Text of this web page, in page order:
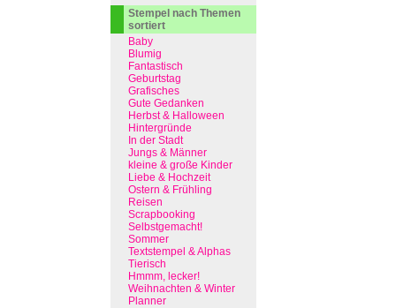
Stempel nach Themen
sortiert
Baby
Blumig
Fantastisch
Geburtstag
Grafisches
Gute Gedanken
Herbst & Halloween
Hintergründe
In der Stadt
Jungs & Männer
kleine & große Kinder
Liebe & Hochzeit
Ostern & Frühling
Reisen
Scrapbooking
Selbstgemacht!
Sommer
Textstempel & Alphas
Tierisch
Hmmm, lecker!
Weihnachten & Winter
Planner